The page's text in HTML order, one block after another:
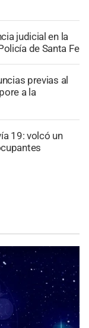
judicial en la
de Santa Fe
previas al
a la
19: volcó un